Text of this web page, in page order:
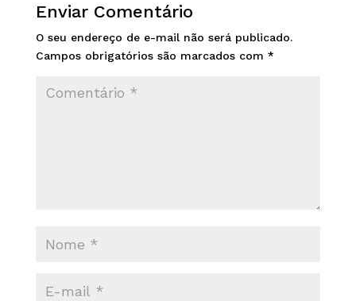
Enviar Comentário
O seu endereço de e-mail não será publicado.
Campos obrigatórios são marcados com *